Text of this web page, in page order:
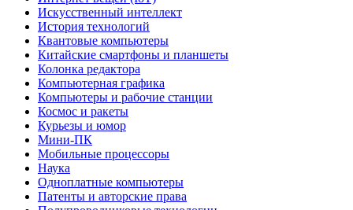
Искусственный интеллект
История технологий
Квантовые компьютеры
Китайские смартфоны и планшеты
Колонка редактора
Компьютерная графика
Компьютеры и рабочие станции
Космос и ракеты
Курьезы и юмор
Мини-ПК
Мобильные процессоры
Наука
Одноплатные компьютеры
Патенты и авторские права